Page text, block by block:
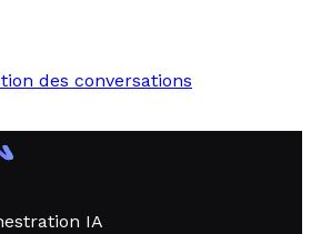
des conversations
IA